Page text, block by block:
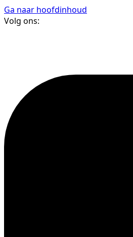
Ga naar hoofdinhoud
Volg ons: